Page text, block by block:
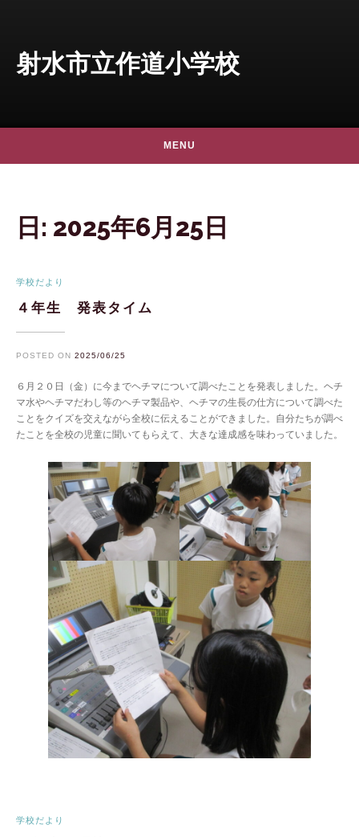
射水市立作道小学校
MENU
日: 2025年6月25日
学校だより
４年生 発表タイム
POSTED ON 2025/06/25
６月２０日（金）に今までヘチマについて調べたことを発表しました。ヘチ
マ水やヘチマだわし等のヘチマ製品や、ヘチマの生長の仕方について調べた
ことをクイズを交えながら全校に伝えることができました。自分たちが調べ
たことを全校の児童に聞いてもらえて、大きな達成感を味わっていました。
学校だより